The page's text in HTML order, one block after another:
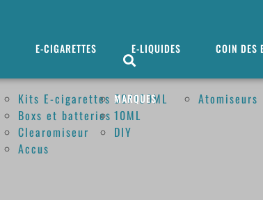
E-CIGARETTES
Kits E-cigarettes
Boxs et batteries
Clearomiseur
Accus
E-LIQUIDES
50/100ML
10ML
DIY
COIN DES
Atomiseurs
MARQUES